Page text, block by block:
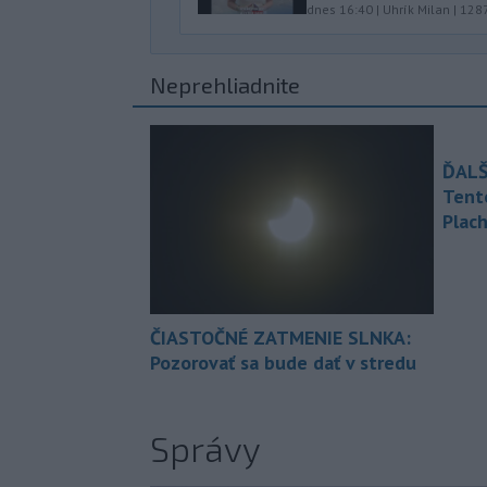
dnes 16:40 | Uhrík Milan |
Neprehliadnite
ČIASTOČNÉ ZATMENIE SLNKA:
Pozorovať sa bude dať v stredu
Správy